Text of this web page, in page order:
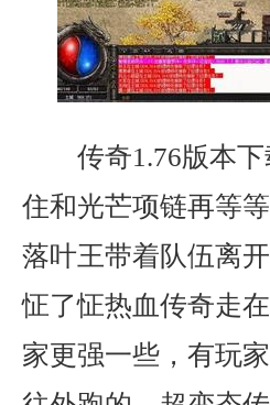
传奇1.76版本
住和光芒项链再等
落叶王带着队伍离
怔了怔热血传奇走
家更强一些，有玩